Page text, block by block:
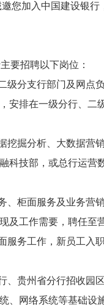
您加入中国建设银
招聘以下岗位：
分支行部门及网点
安排在一级分行、二
掘分析、大数据营销
科技部，或总行运营
柜面服务及业务营
及工作需要，聘任至
务工作，新员工入
贵州省分行招收园区
、网络系统等基础设